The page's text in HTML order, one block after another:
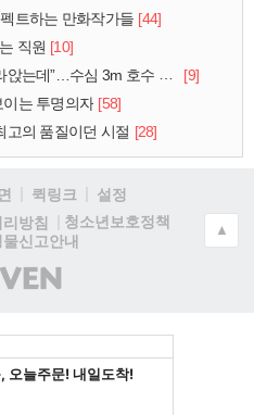
트하는 만화작가들 [44]
직원 [10]
수심 3m 호수 뛰어든 60대 의인
[9]
는 투명의자 [58]
고의 품질이던 시절 [28]
퀵링크
설정
방침
청소년보호정책
신고안내
(주)
인
▲